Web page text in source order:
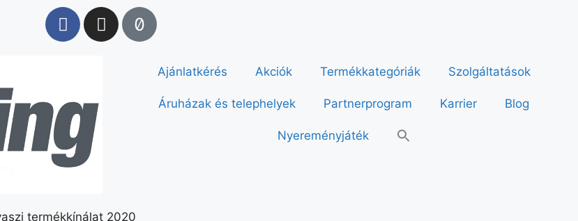
Ajánlatkérés Akciók Termékkategóriák Szolgáltatások
Áruházak és telephelyek Partnerprogram Karrier Blog
Nyereményjáték